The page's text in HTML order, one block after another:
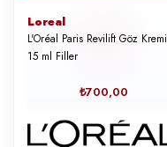
Loreal
L'Oréal Paris Revilift Göz Kremi
15 ml Filler
₺700,00